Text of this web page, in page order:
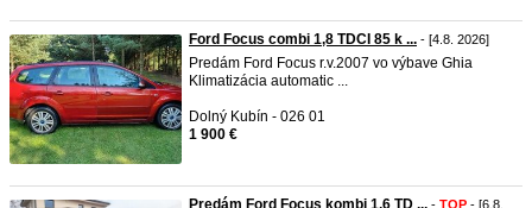
Ford Focus combi 1,8 TDCI 85 k ... - [4.8. 2026]
Predám Ford Focus r.v.2007 vo výbave Ghia
Klimatizácia automatic ...
Dolný Kubín - 026 01
1 900 €
Predám Ford Focus kombi 1,6 TD ... - TOP - [6.8.